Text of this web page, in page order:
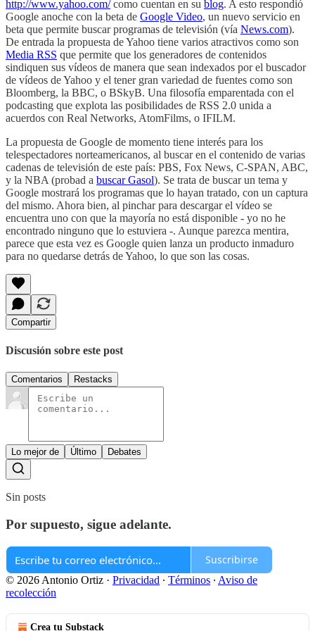
http://www.yahoo.com/como cuentan en su blog. A esto respondió
Google anoche con la beta de Google Video, un nuevo servicio en
beta que permite buscar programas de televisión (vía News.com).
De entrada la propuesta de Yahoo tiene varios atractivos como son
Media RSS que permite que los generadores de contenidos
sindiquen sus vídeos de manera que sean indexados por el buscador
de vídeos de Yahoo y el tener gran variedad de fuentes como son
Bloomberg, la BBC, o BSkyB. Una filosofía emparentada con el
podcasting que explota las posibilidades de RSS 2.0 unida a
acuerdos con Real Networks, AtomFilms, o IFILM.
La propuesta de Google de momento tiene interés para los
telespectadores norteamericanos, al buscar en el contenido de varias
cadenas de televisión de este país: PBS, Fox News, C-SPAN, ABC,
y la NBA (probad a buscar Gasol). Se trata de buscar un tema y
Google mostrará los programas que lo hayan tratado, con un captura
del mismo. Ahora bien, al pinchar para descargar el vídeo se
encuentra uno con que la mayoría no está disponible - yo no he
encontrado ninguno que lo estuviera -. Aunque parezca mentira,
parece que esta vez es Google quien lanza un producto inmaduro
para no quedarse detrás de Yahoo, lo que son las cosas.
Compartir
Discusión sobre este post
Comentarios Restacks
Lo mejor de Último Debates
Sin posts
Por supuesto, sigue adelante.
Suscribirse
© 2026 Antonio Ortiz · Privacidad ∙ Términos ∙ Aviso de
recolección
Crea tu Substack